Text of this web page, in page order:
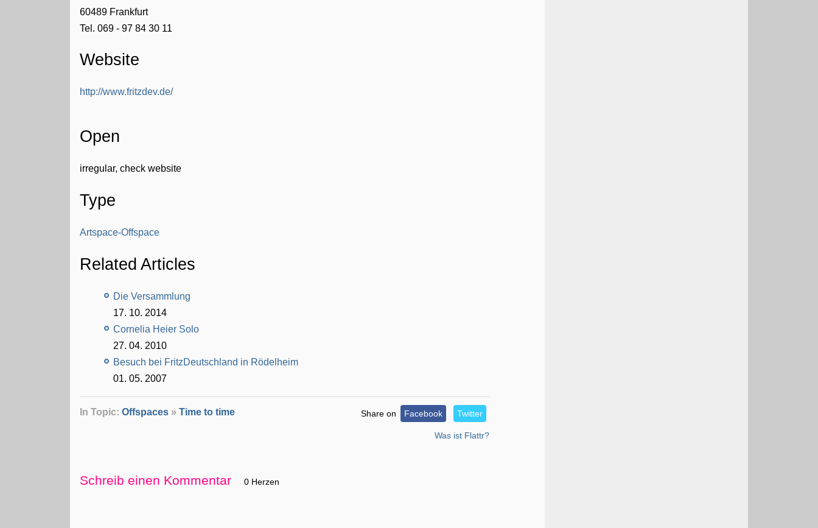
60489 Frankfurt
Tel. 069 - 97 84 30 11
Website
http://www.fritzdev.de/
Open
irregular, check website
Type
Artspace-Offspace
Related Articles
Die Versammlung
17. 10. 2014
Cornelia Heier Solo
27. 04. 2010
Besuch bei FritzDeutschland in Rödelheim
01. 05. 2007
In Topic:Offspaces »Time to time Share on Facebook Twitter
Was ist Flattr?
Schreib einen Kommentar 0 Herzen